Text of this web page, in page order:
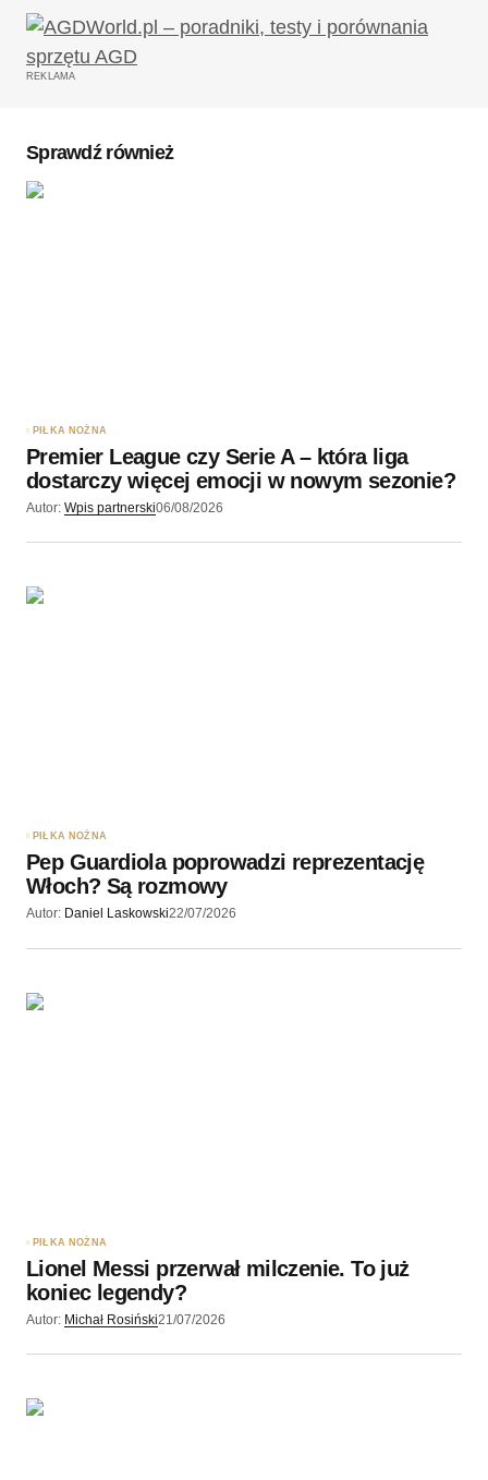
Twój adres email nie zostanie opublikowany.
Wymagane pola są oznaczone
Wyślij komentarz
REKLAMA
Sprawdź również
PIŁKA NOŻNA
Premier League czy Serie A – która liga
dostarczy więcej emocji w nowym sezonie?
Autor: Wpis partnerski06/08/2026
PIŁKA NOŻNA
Pep Guardiola poprowadzi reprezentację
Włoch? Są rozmowy
Autor: Daniel Laskowski22/07/2026
PIŁKA NOŻNA
Lionel Messi przerwał milczenie. To już
koniec legendy?
Autor: Michał Rosiński21/07/2026